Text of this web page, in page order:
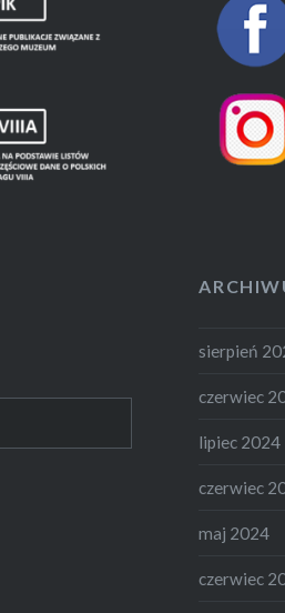
sierpień
czerwiec
lipiec 2024
czerwiec
maj 2024
czerwiec